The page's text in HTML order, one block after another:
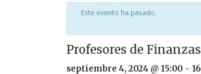
Este evento ha pasado.
Profesores de
septiembre 4, 2024 @ 15:00 -